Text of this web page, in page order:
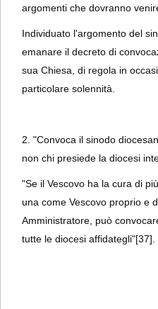
argomenti che dovranno
Individuato l'argomento del
emanare il decreto di
sua Chiesa, di regola in
particolare solennità.
2. "Convoca il sinodo
non chi presiede la diocesi
"Se il Vescovo ha la cura di
una come Vescovo proprio e
Amministratore, può
tutte le diocesi affidategli"[37].